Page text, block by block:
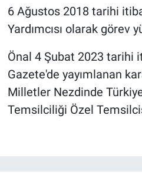
6 Ağustos 2018 tarihi
Yardımcısı olarak görev
Önal 4 Şubat 2023 tarihi
Gazete'de yayımlanan
Milletler Nezdinde
Temsilciliği Özel